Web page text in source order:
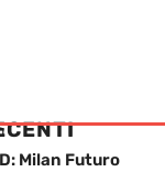
Milan Futuro